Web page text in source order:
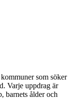
som söker
Varje uppdrag är
barnets ålder och